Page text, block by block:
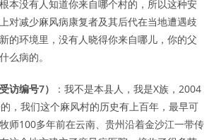
本没有人知道你来自哪个村的，所以这种安
对减少麻风病康复者及其后代在当地遭遇歧
的环境里，没有人晓得你来自哪儿，你的父
么病的。
访编号7）
：我不是本县人，我是X族，2004
，我们这个麻风村的历史有上百年，最早可
师100多年前在云南、贵州沿着金沙江一带传